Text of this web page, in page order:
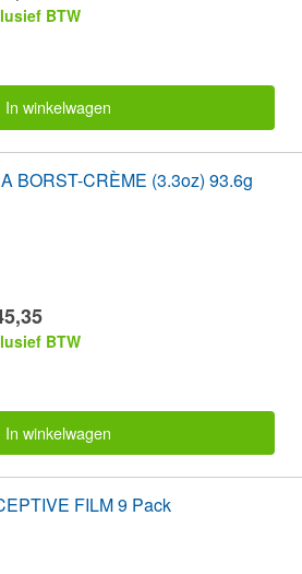
BTW
In winkelwagen
BORST-CRÈME (3.3oz) 93.6g
BTW
In winkelwagen
FILM 9 Pack